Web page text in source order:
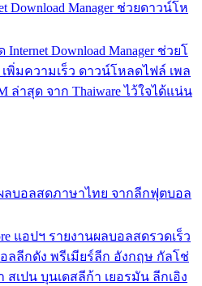
Download Manager ช่วยดาวน์โห
Download Manager ช่วยโ
พิ่มความเร็ว ดาวน์โหลดไฟล์ เพล
ล่าสุด จาก Thaiware ไว้ใจได้แน่น
ผลบอลสดภาษาไทย จากลีกฟุตบอล
แอปฯ รายงานผลบอลสดรวดเร็ว
ลลีกดัง พรีเมียร์ลีก อังกฤษ กัลโช่
สเปน บุนเดสลีก้า เยอรมัน ลีกเอิง